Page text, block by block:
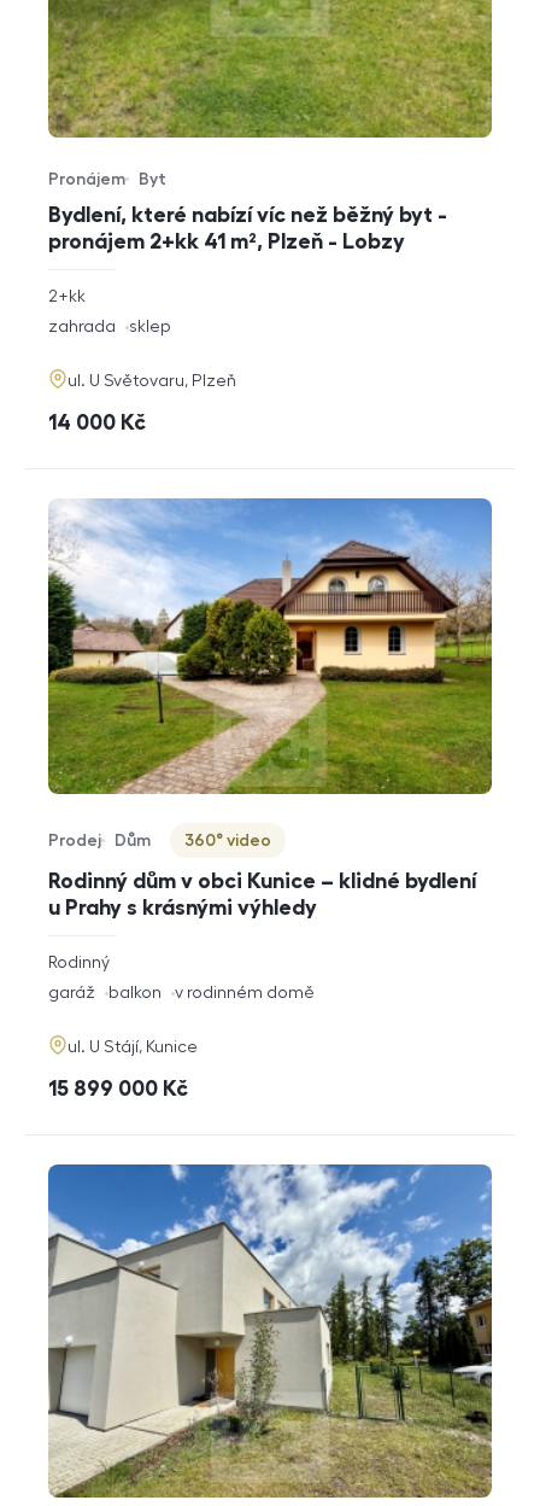
Bydlení, které nabízí víc než běžný byt -
pronájem 2+kk 41 m², Plzeň - Lobzy
Typ nabídky
Pronájem
Typ nemovitosti
Byt
rozměry
2+kk
funkce
zahrada sklep
adresa
ul. U Světovaru, Plzeň
cena
14 000 Kč
Rodinný dům v obci Kunice – klidné bydlení
u Prahy s krásnými výhledy
Typ nabídky
Prodej
Typ nemovitosti
Dům
Virtuální prohlídka
360° video
rozměry
dispozice
Rodinný
funkce
garáž balkon v rodinném domě
adresa
ul. U Stájí, Kunice
cena
15 899 000 Kč